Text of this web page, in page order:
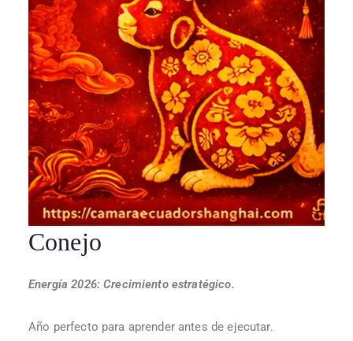
Conejo
Energía 2026: Crecimiento estratégico.
Año perfecto para aprender antes de ejecutar.